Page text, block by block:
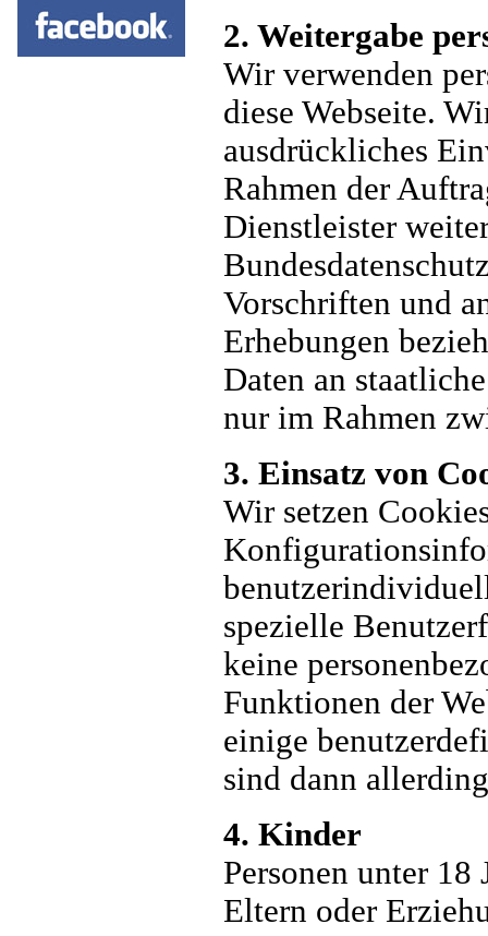
2. Weitergabe
Wir verwenden
diese Webseite.
ausdrückliches
Rahmen der
Dienstleister
Vorschriften und
Erhebungen
Daten an
nur im Rahmen
3. Einsatz von
Wir setzen
spezielle
keine
Funktionen der
einige
sind dann
4. Kinder
Personen unter
Eltern oder